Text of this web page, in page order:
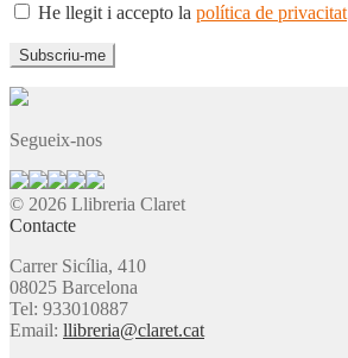
He llegit i accepto la política de privacitat
Segueix-nos
© 2026 Llibreria Claret
Contacte
Carrer Sicília, 410
08025 Barcelona
Tel: 933010887
Email: llibreria@claret.cat